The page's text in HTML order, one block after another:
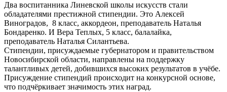
Два воспитанника Линевской школы искусств стали
обладателями престижной стипендии. Это Алексей
Виноградов, 8 класс, аккордеон, преподаватель Наталья
Бондаренко. И Вера Теплых, 5 класс, балалайка,
преподаватель Наталья Силантьева.
Стипендии, присуждаемые губернатором и правительством
Новосибирской области, направлены на поддержку
талантливых детей, добившихся высоких результатов в учёбе.
Присуждение стипендий происходит на конкурсной основе,
что подчёркивает значимость этих наград.